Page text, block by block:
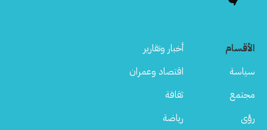
الأقسام
أخبار وتقارير
سياسة
اقتصاد وعمران
مجتمع
ثقافة
رؤى
رياضة